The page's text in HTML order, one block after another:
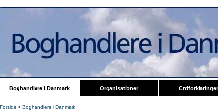
Boghandlere i Danmark Organisationer Ordforklaringer
Forside > Boghandlere i Danmark